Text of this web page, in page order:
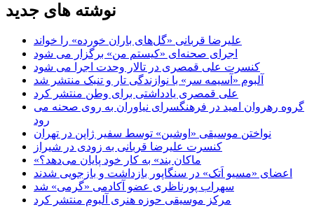
نوشته های جدید
علیرضا قربانی «گل‌های باران خورده» را خواند
اجرای صحنه‌ای «کیستم من» برگزار می شود
کنسرت علی قمصری در تالار وحدت اجرا می شود
آلبوم «آسیمه سر» با نوازندگی تار و تنبک منتشر شد
علی قمصری یادداشتی برای وطن منتشر کرد
گروه رهروان امید در فرهنگسرای نیاوران به روی صحنه می
رود
نواختن موسیقی «اوشین» توسط سفیر ژاپن در تهران
کنسرت علیرضا قربانی به زودی در شیراز
«ماکان بند» به کار خود پایان می‌دهد؟
اعضای «مسیو اَتک» در سنگاپور بازداشت و بازجویی شدند
سهراب پورناظری عضو آکادمی «گرمی» شد
مرکز موسیقی حوزه هنری آلبوم منتشر کرد